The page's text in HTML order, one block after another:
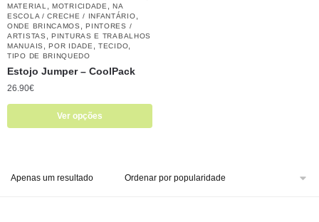
MATERIAL ,MOTRICIDADE ,NA
ESCOLA / CRECHE / INFANTÁRIO
ONDE BRINCAMOS ,PINTORES /
ARTISTAS
,PINTURAS E TRABALHOS
MANUAIS
,POR IDADE ,TECIDO
TIPO DE BRINQUEDO
Estojo Jumper – CoolPack
26.90€
Ver opções
Apenas um resultado